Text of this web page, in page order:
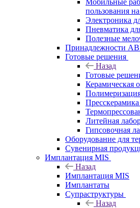
Мобильные
пользования
Электроника
Пневматика
Полезные
Принадлежности
Готовые решения
Назад
Готовые
Керамическая
Литейная
Гипсовочная
Оборудование для
Сувенирная
Имплантация MIS
Назад
Имплантация MIS
Имплантаты
Супраструктуры
Назад